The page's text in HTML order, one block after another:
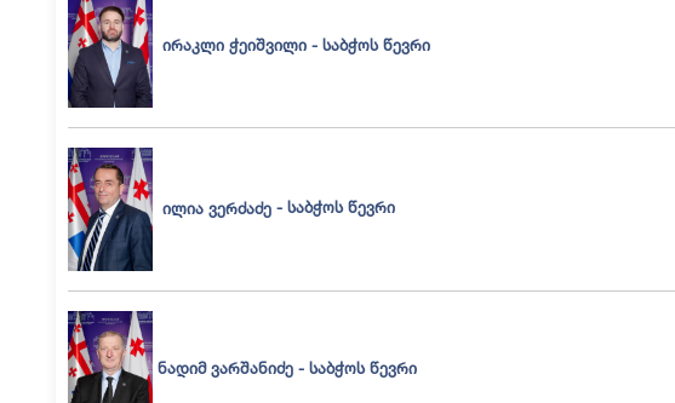
ირაკლი ჭეიშვილი- საბჭოს წევრი
ილია ვერძაძე - საბჭოს წევრი
ნადიმ ვარშანიძე - საბჭოს წევრი